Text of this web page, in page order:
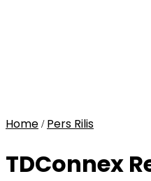
Home / Pers Rilis
TDConnex